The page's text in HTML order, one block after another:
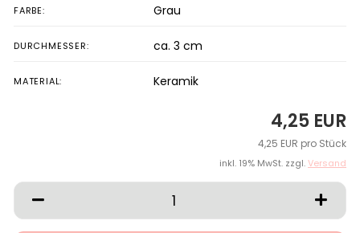
FARBE: Grau
DURCHMESSER: ca. 3 cm
MATERIAL: Keramik
4,25 EUR
4,25 EUR pro Stück
inkl. 19% MwSt. zzgl.Versand